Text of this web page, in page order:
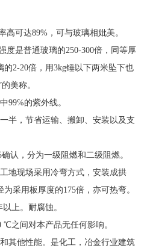
高可达89%，可与玻璃相妣美。
度是普通玻璃的250-300倍，同等厚
2-20倍，用3kg锤以下两米坠下也
美称。
99℅的紫外线。
半，节省运输、搬卸、安装以及支
认，分为一级阻燃和二级阻燃。
地现场采用冷弯方式，安装成拱
采用板厚度的175倍，亦可热弯。
上。耐腐蚀。
℃之间对本产品无任何影响。
其他性能。是化工，冶金行业建筑